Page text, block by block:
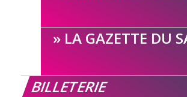
LA GAZETTE DU
BILLETERIE